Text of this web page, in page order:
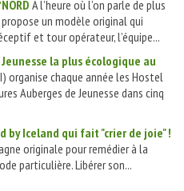
A l’heure où l’on parle de plus
un modèle original qui
et tour opérateur, l’équipe...
la plus écologique au
organise chaque année les Hostel
Auberges de Jeunesse dans cinq
by Iceland qui fait "crier de joie" !
originale pour remédier à la
particulière. Libérer son...